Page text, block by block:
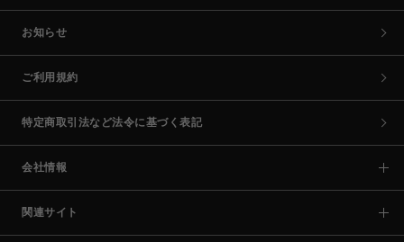
お知らせ
ご利用規約
特定商取引法など法令に基づく表記
会社情報
関連サイト